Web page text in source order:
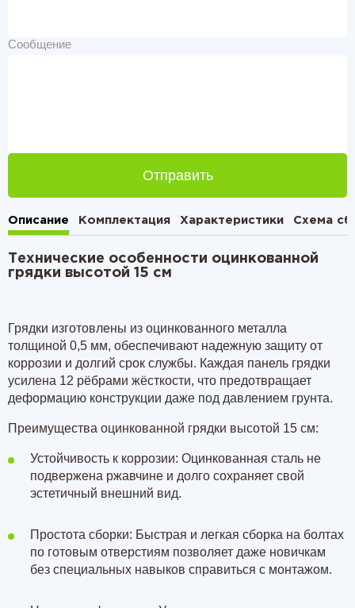
Сообщение
Отправить
Описание Комплектация Характеристики Схема
Технические особенности оцинкованной
грядки высотой 15 см
Грядки изготовлены из оцинкованного металла
толщиной 0,5 мм, обеспечивают надежную защиту от
коррозии и долгий срок службы. Каждая панель грядки
усилена 12 рёбрами жёсткости, что предотвращает
деформацию конструкции даже под давлением грунта.
Преимущества оцинкованной грядки высотой 15 см:
Устойчивость к коррозии: Оцинкованная сталь не
подвержена ржавчине и долго сохраняет свой
эстетичный внешний вид.
Простота сборки: Быстрая и легкая сборка на болтах
по готовым отверстиям позволяет даже новичкам
без специальных навыков справиться с монтажом.